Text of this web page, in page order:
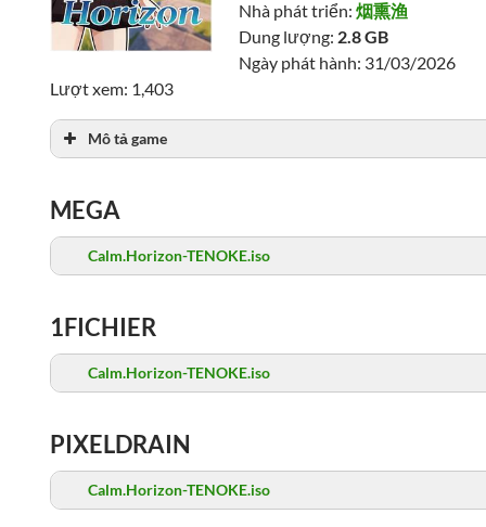
Nhà phát triển:烟熏渔
Dung lượng: 2.8 GB
Ngày phát hành: 31/03/2026
Lượt xem: 1,403
Mô tả game
MEGA
Calm.Horizon-TENOKE.iso
1FICHIER
Calm.Horizon-TENOKE.iso
PIXELDRAIN
Calm.Horizon-TENOKE.iso